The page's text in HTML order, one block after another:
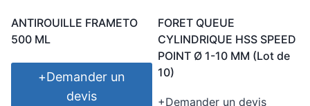
ANTIROUILLE FRAMETO
500 ML
+Demander un
devis
FORET QUEUE
CYLINDRIQUE HSS SPEED
POINT Ø 1-10 MM (Lot de
10)
+Demander un devis